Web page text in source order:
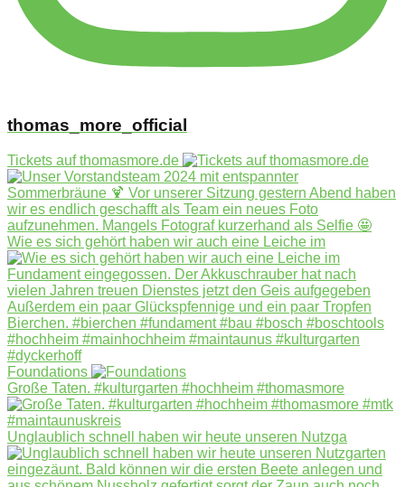
thomas_more_official
Tickets auf thomasmore.de
Wie es sich gehört haben wir auch eine Leiche im
Foundations
Große Taten. #kulturgarten #hochheim #thomasmore
Unglaublich schnell haben wir heute unseren Nutzga